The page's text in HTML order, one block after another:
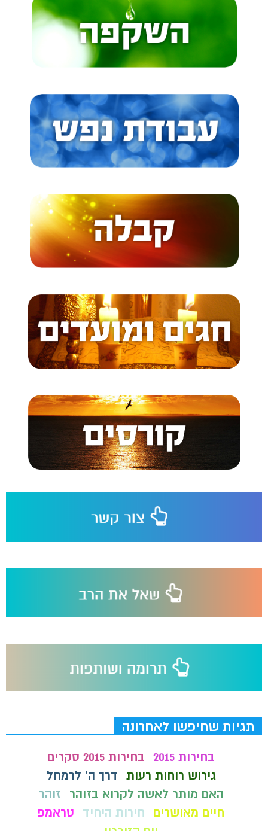
תגיות שחיפשו לאחרונה
בחירות 2015
בחירות 2015 סקרים
גירוש רוחות רעות דרך ה' לרמחל
האם מותר לאשה לקרוא בזוהר
זוהר
חיים מאושרים
חירות היחיד
טראמפ